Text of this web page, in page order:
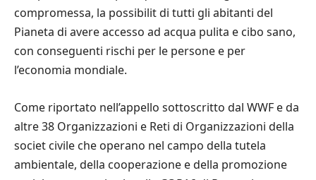
compromessa, la possibilit di tutti gli abitanti del
Pianeta di avere accesso ad acqua pulita e cibo sano,
con conseguenti rischi per le persone e per
l’economia mondiale.
Come riportato nell’appello sottoscritto dal WWF e da
altre 38 Organizzazioni e Reti di Organizzazioni della
societ civile che operano nel campo della tutela
ambientale, della cooperazione e della promozione